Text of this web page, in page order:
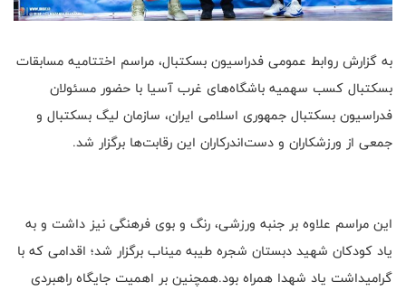
به گزارش روابط عمومی فدراسیون بسکتبال، مراسم اختتامیه مسابقات
بسکتبال کسب سهمیه باشگاه‌های غرب آسیا با حضور مسئولان
فدراسیون بسکتبال جمهوری اسلامی ایران، سازمان لیگ بسکتبال و
جمعی از ورزشکاران و دست‌اندرکاران این رقابت‌ها برگزار شد.
این مراسم علاوه بر جنبه ورزشی، رنگ و بوی فرهنگی نیز داشت و به
یاد کودکان شهید دبستان شجره طیبه میناب برگزار شد؛ اقدامی که با
گرامیداشت یاد شهدا همراه بود.همچنین بر اهمیت جایگاه راهبردی